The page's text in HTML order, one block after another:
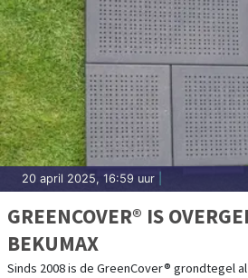
20 april 2025, 16:59 uur
GREENCOVER® IS
BEKUMAX
Sinds 2008 is de GreenCover® grondtegel